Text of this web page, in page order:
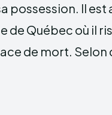
possession. Il
de Québec où il
de mort.